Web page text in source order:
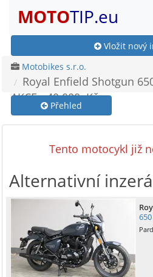
MOTOTIP.eu
Vložit nový
Motobikes s.r.o.
Royal Enfield Shotgun
AKCE - 40 000,-Kč
Přehled
Tento motocykl již
Alternativní
650